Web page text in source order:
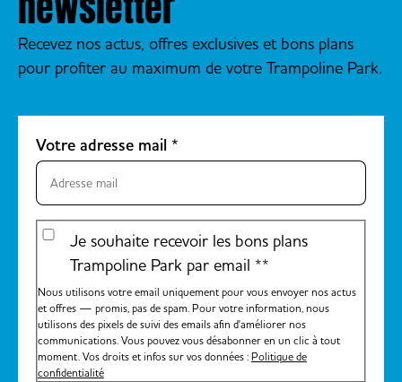
donner, nos équipes
essentielle à la réussite de la
journée. Par la suite,
sécurité et surtout
d’échauffer votre public !
L’occasion également pour
vous d’intervenir en
indiquant les objectifs de vos
ateliers et ce que vous
attendez d’eux plus
précisément. Entre chaque
Recevez nos actus, offres exclusives et bons plans
pour profiter au maximum de votre Trampoline Park.
Votre adresse mail *
Je souhaite recevoir les bons plans
Trampoline Park par email **
Nous utilisons votre email uniquement pour vous envoyer nos actus
et offres — promis, pas de spam. Pour votre information, nous
utilisons des pixels de suivi des emails afin d'améliorer nos
communications. Vous pouvez vous désabonner en un clic à tout
moment. Vos droits et infos sur vos données : Politique de
confidentialité